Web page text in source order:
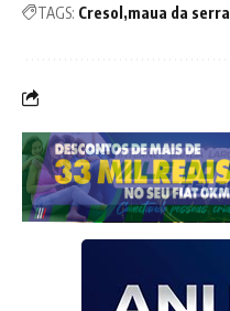
TAGS: Cresol maua da serra